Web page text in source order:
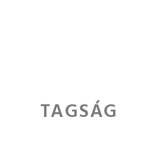
TAGSÁG